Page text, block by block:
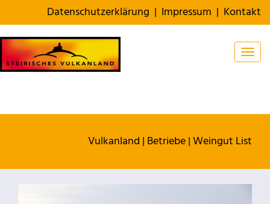
Datenschutzerklärung | Impressum | Kontakt
Vulkanland | Betriebe|Weingut List